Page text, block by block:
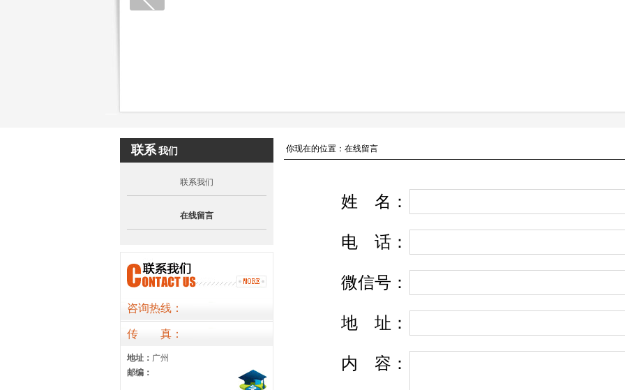
联系我们
联系我们
在线留言
咨询热线：
传 真 ：
地址： 广州
邮编：
你现在的位置：在线留言
姓 名 ：
电 话 ：
微信号：
地 址 ：
内 容 ：